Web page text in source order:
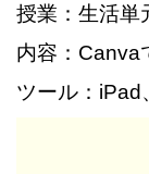
授業：生活単
内容：Canva
ツール：iPad